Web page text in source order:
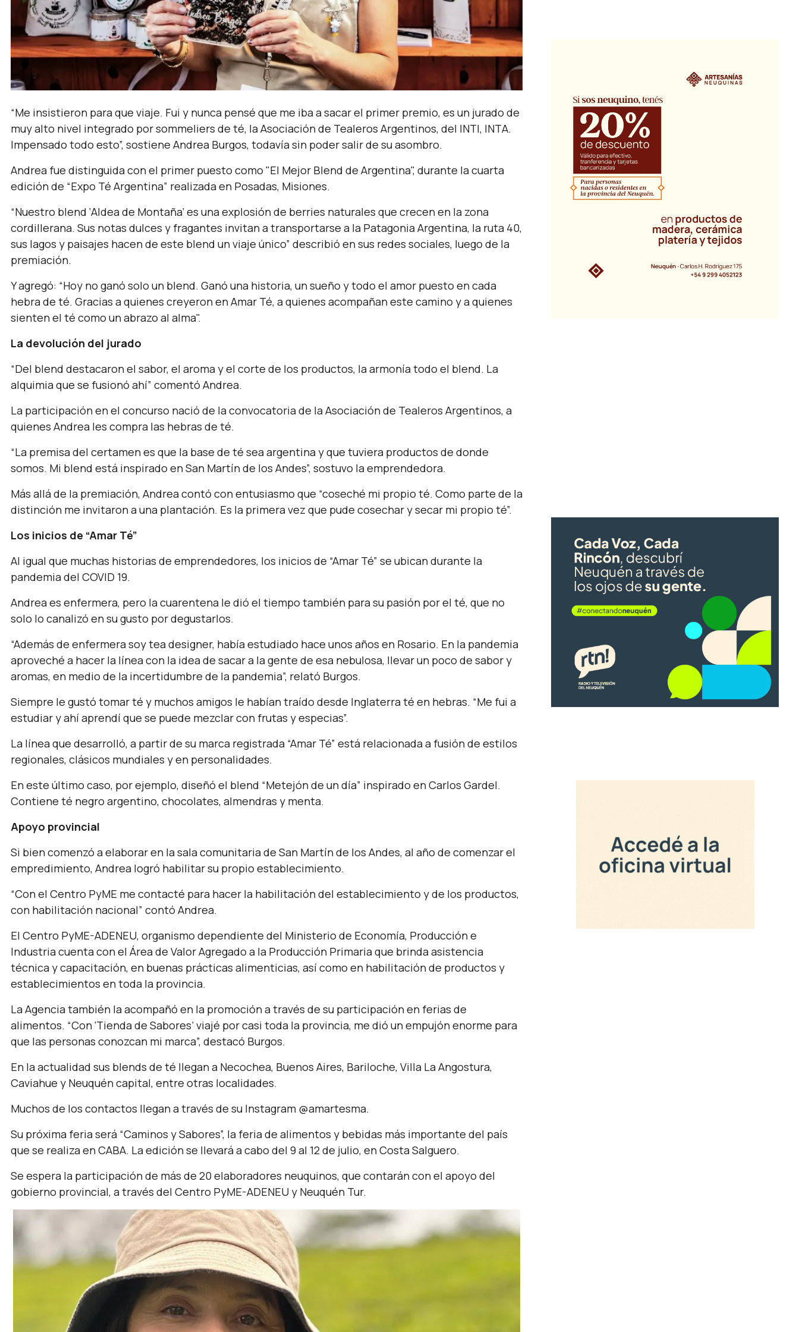
“Me insistieron para que viaje. Fui y nunca pensé que me iba a sacar el primer premio, es un jurado de
muy alto nivel integrado por sommeliers de té, la Asociación de Tealeros Argentinos, del INTI, INTA.
Impensado todo esto”, sostiene Andrea Burgos, todavía sin poder salir de su asombro.
Andrea fue distinguida con el primer puesto como "El Mejor Blend de Argentina", durante la cuarta
edición de “Expo Té Argentina” realizada en Posadas, Misiones.
“Nuestro blend ‘Aldea de Montaña’ es una explosión de berries naturales que crecen en la zona
cordillerana. Sus notas dulces y fragantes invitan a transportarse a la Patagonia Argentina, la ruta 40,
sus lagos y paisajes hacen de este blend un viaje único” describió en sus redes sociales, luego de la
premiación.
Y agregó: “Hoy no ganó solo un blend. Ganó una historia, un sueño y todo el amor puesto en cada
hebra de té. Gracias a quienes creyeron en Amar Té, a quienes acompañan este camino y a quienes
sienten el té como un abrazo al alma".
La devolución del jurado
“Del blend destacaron el sabor, el aroma y el corte de los productos, la armonía todo el blend. La
alquimia que se fusionó ahí” comentó Andrea.
La participación en el concurso nació de la convocatoria de la Asociación de Tealeros Argentinos, a
quienes Andrea les compra las hebras de té.
“La premisa del certamen es que la base de té sea argentina y que tuviera productos de donde
somos. Mi blend está inspirado en San Martín de los Andes”, sostuvo la emprendedora.
Más allá de la premiación, Andrea contó con entusiasmo que “coseché mi propio té. Como parte de la
distinción me invitaron a una plantación. Es la primera vez que pude cosechar y secar mi propio té”.
Los inicios de “Amar Té”
Al igual que muchas historias de emprendedores, los inicios de “Amar Té” se ubican durante la
pandemia del COVID 19.
Andrea es enfermera, pero la cuarentena le dió el tiempo también para su pasión por el té, que no
solo lo canalizó en su gusto por degustarlos.
“Además de enfermera soy tea designer, había estudiado hace unos años en Rosario. En la pandemia
aproveché a hacer la línea con la idea de sacar a la gente de esa nebulosa, llevar un poco de sabor y
aromas, en medio de la incertidumbre de la pandemia”, relató Burgos.
Siempre le gustó tomar té y muchos amigos le habían traído desde Inglaterra té en hebras. “Me fui a
estudiar y ahí aprendí que se puede mezclar con frutas y especias”.
La línea que desarrolló, a partir de su marca registrada “Amar Té” está relacionada a fusión de estilos
regionales, clásicos mundiales y en personalidades.
En este último caso, por ejemplo, diseñó el blend “Metejón de un día” inspirado en Carlos Gardel.
Contiene té negro argentino, chocolates, almendras y menta.
Apoyo provincial
Si bien comenzó a elaborar en la sala comunitaria de San Martín de los Andes, al año de comenzar el
empredimiento, Andrea logró habilitar su propio establecimiento.
“Con el Centro PyME me contacté para hacer la habilitación del establecimiento y de los productos,
con habilitación nacional” contó Andrea.
El Centro PyME-ADENEU, organismo dependiente del Ministerio de Economía, Producción e
Industria cuenta con el Área de Valor Agregado a la Producción Primaria que brinda asistencia
técnica y capacitación, en buenas prácticas alimenticias, así como en habilitación de productos y
establecimientos en toda la provincia.
La Agencia también la acompañó en la promoción a través de su participación en ferias de
alimentos. “Con ‘Tienda de Sabores’ viajé por casi toda la provincia, me dió un empujón enorme para
que las personas conozcan mi marca”, destacó Burgos.
En la actualidad sus blends de té llegan a Necochea, Buenos Aires, Bariloche, Villa La Angostura,
Caviahue y Neuquén capital, entre otras localidades.
Muchos de los contactos llegan a través de su Instagram @amartesma.
Su próxima feria será “Caminos y Sabores”, la feria de alimentos y bebidas más importante del país
que se realiza en CABA. La edición se llevará a cabo del 9 al 12 de julio, en Costa Salguero.
Se espera la participación de más de 20 elaboradores neuquinos, que contarán con el apoyo del
gobierno provincial, a través del Centro PyME-ADENEU y Neuquén Tur.